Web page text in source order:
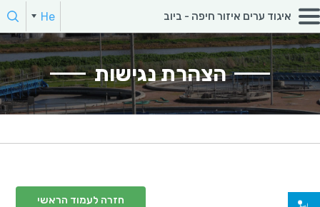
חפש:
הקלד מילת חיפוש
איגוד ערים איזור חיפה - ביוב
He
En
הצהרת נגישות
חזרה לעמוד הראשי